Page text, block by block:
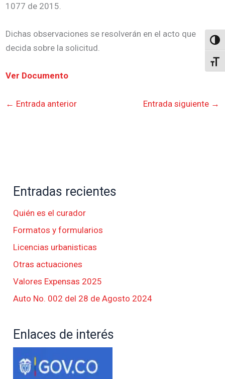
1077 de 2015.
Dichas observaciones se resolverán en el acto que
decida sobre la solicitud.
Ver Documento
← Entrada anterior Entrada siguiente →
Entradas recientes
Quién es el curador
Formatos y formularios
Licencias urbanisticas
Otras actuaciones
Valores Expensas 2025
Auto No. 002 del 28 de Agosto 2024
Enlaces de interés